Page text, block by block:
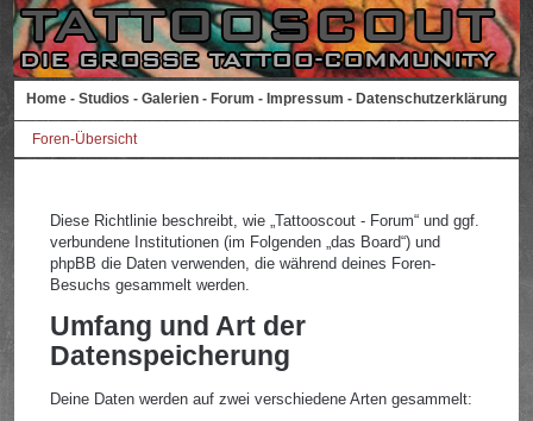
Home - Studios - Galerien - Forum - Impressum - Datenschutzerklärung
Foren-Übersicht
Diese Richtlinie beschreibt, wie „Tattooscout - Forum“ und ggf.
verbundene Institutionen (im Folgenden „das Board“) und
phpBB die Daten verwenden, die während deines Foren-
Besuchs gesammelt werden.
Umfang und Art der
Datenspeicherung
Deine Daten werden auf zwei verschiedene Arten gesammelt: